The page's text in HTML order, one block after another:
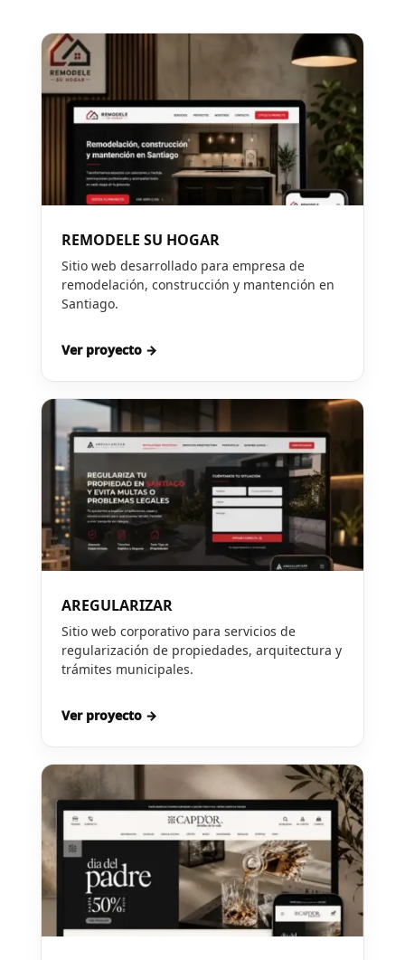
REMODELE SU HOGAR
Sitio web desarrollado para empresa de
remodelación, construcción y mantención en
Santiago.
Ver proyecto →
AREGULARIZAR
Sitio web corporativo para servicios de
regularización de propiedades, arquitectura y
trámites municipales.
Ver proyecto →